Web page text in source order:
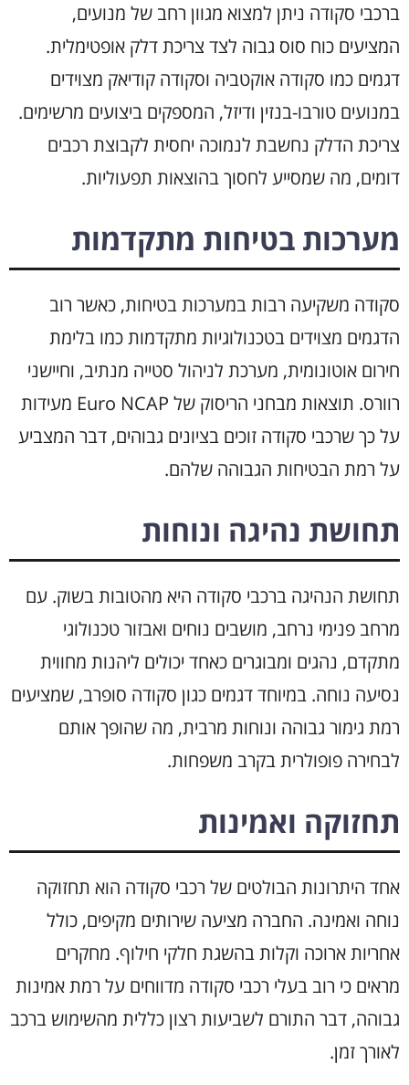
ברכבי סקודה ניתן למצוא מגוון רחב של מנועים,
המציעים כוח סוס גבוה לצד צריכת דלק אופטימלית.
דגמים כמו סקודה אוקטביה וסקודה קודיאק מצוידים
במנועים טורבו-בנזין ודיזל, המספקים ביצועים מרשימים.
צריכת הדלק נחשבת לנמוכה יחסית לקבוצת רכבים
דומים, מה שמסייע לחסוך בהוצאות תפעוליות.
מערכות בטיחות מתקדמות
סקודה משקיעה רבות במערכות בטיחות, כאשר רוב
הדגמים מצוידים בטכנולוגיות מתקדמות כמו בלימת
חירום אוטונומית, מערכת לניהול סטייה מנתיב, וחיישני
רוורס. תוצאות מבחני הריסוק של Euro NCAP מעידות
על כך שרכבי סקודה זוכים בציונים גבוהים, דבר המצביע
על רמת הבטיחות הגבוהה שלהם.
תחושת נהיגה ונוחות
תחושת הנהיגה ברכבי סקודה היא מהטובות בשוק. עם
מרחב פנימי נרחב, מושבים נוחים ואבזור טכנולוגי
מתקדם, נהגים ומבוגרים כאחד יכולים ליהנות מחווית
נסיעה נוחה. במיוחד דגמים כגון סקודה סופרב, שמציעים
רמת גימור גבוהה ונוחות מרבית, מה שהופך אותם
לבחירה פופולרית בקרב משפחות.
תחזוקה ואמינות
אחד היתרונות הבולטים של רכבי סקודה הוא תחזוקה
נוחה ואמינה. החברה מציעה שירותים מקיפים, כולל
אחריות ארוכה וקלות בהשגת חלקי חילוף. מחקרים
מראים כי רוב בעלי רכבי סקודה מדווחים על רמת אמינות
גבוהה, דבר התורם לשביעות רצון כללית מהשימוש ברכב
לאורך זמן.